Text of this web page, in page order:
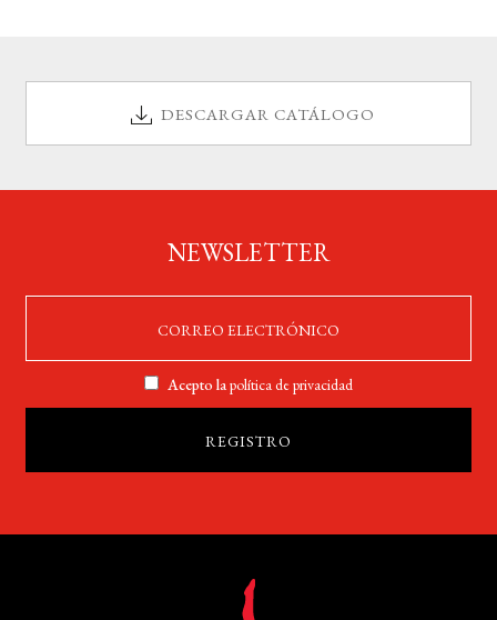
DESCARGAR CATÁLOGO
NEWSLETTER
Acepto lapolítica de privacidad